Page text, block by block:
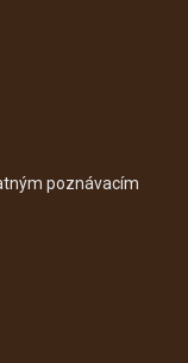
poznávacím